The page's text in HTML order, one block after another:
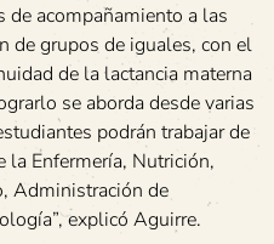
de acompañamiento a las
de grupos de iguales, con el
de la lactancia materna
se aborda desde varias
podrán trabajar de
Enfermería, Nutrición,
Administración de
explicó Aguirre.